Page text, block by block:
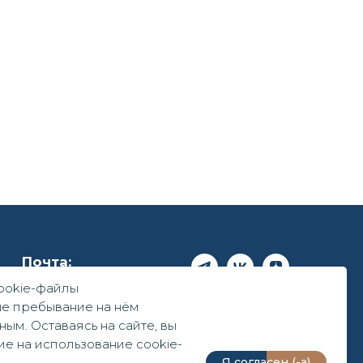
файлы
пребывание на нём
Оставаясь на сайте, вы
на использование cookie-
Почта:
et-clinic@mail.ru
Политика
конфиденциальности